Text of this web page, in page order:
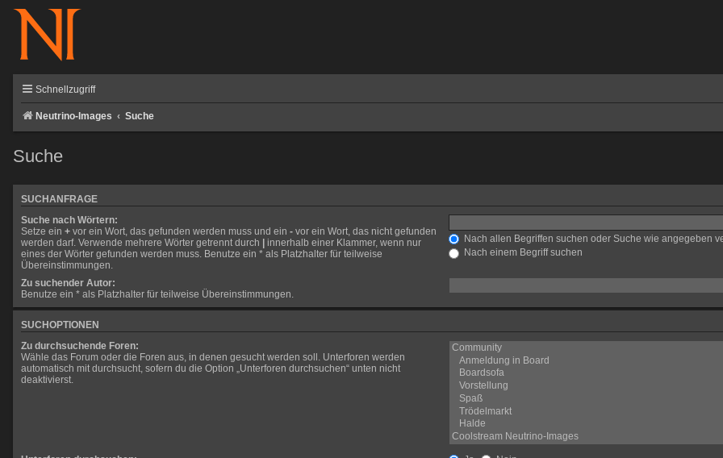
Schnellzugriff
Neutrino-Images Suche
Suche
SUCHANFRAGE
Suche nach Wörtern:
Setze ein + vor ein Wort, das gefunden werden muss und ein - vor ein Wort, das nicht gefunden
werden darf. Verwende mehrere Wörter getrennt durch
innerhalb einer Klammer, wenn nur
eines der Wörter gefunden werden muss. Benutze ein * als Platzhalter für teilweise
Übereinstimmungen.
Nach allen Begriffen suchen oder Suche wie angegeben
Nach einem Begriff suchen
Zu suchender Autor:
Benutze ein * als Platzhalter für teilweise Übereinstimmungen.
SUCHOPTIONEN
Zu durchsuchende Foren:
Wähle das Forum oder die Foren aus, in denen gesucht werden soll. Unterforen werden
automatisch mit durchsucht, sofern du die Option „Unterforen durchsuchen“ unten nicht
deaktivierst.